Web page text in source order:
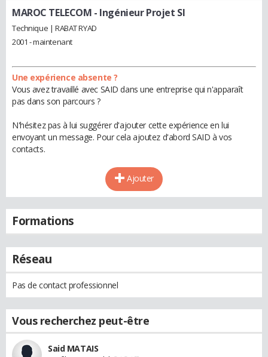
MAROC TELECOM - Ingénieur Projet SI
Technique | RABAT RYAD
2001 - maintenant
Une expérience absente ?
Vous avez travaillé avec SAID dans une entreprise qui n'apparaît
pas dans son parcours ?
N'hésitez pas à lui suggérer d'ajouter cette expérience en lui
envoyant un message. Pour cela ajoutez d'abord SAID à vos
contacts.
Ajouter
Formations
Réseau
Pas de contact professionnel
Vous recherchez peut-être
Said MATAIS